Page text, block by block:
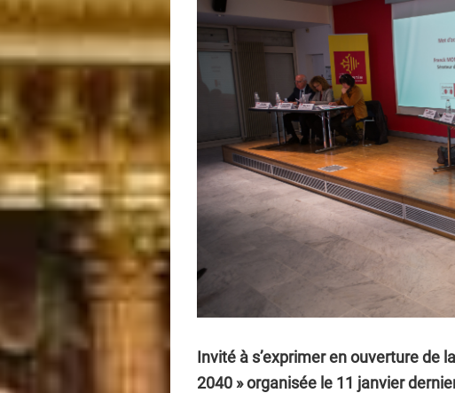
Invité à s’exprimer en ouverture de
2040 » organisée le 11 janvier